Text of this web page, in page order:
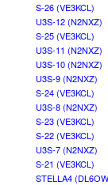
S-26 (VE3KCL)
U3S-12 (N2NXZ)
S-25 (VE3KCL)
U3S-11 (N2NXZ)
U3S-10 (N2NXZ)
U3S-9 (N2NXZ)
S-24 (VE3KCL)
U3S-8 (N2NXZ)
S-23 (VE3KCL)
S-22 (VE3KCL)
U3S-7 (N2NXZ)
S-21 (VE3KCL)
STELLA4